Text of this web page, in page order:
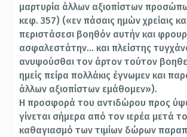
μαρτυρία άλλων αξιοπίστων
κεφ. 357) («εν πάσαις ημών χρείαις
περιστάσεσι βοηθόν αυτήν και
ασφαλεστάτην… και πλείστης
ανυψούσθαι τον άρτον τούτον
ημείς πείρα πολλάκις έγνωμεν και
άλλων αξιοπίστων εμάθομεν»).
Η προσφορά του αντιδώρου προς
γίνεται σήμερα από τον ιερέα μετά
καθαγιασμό των τιμίων δώρων